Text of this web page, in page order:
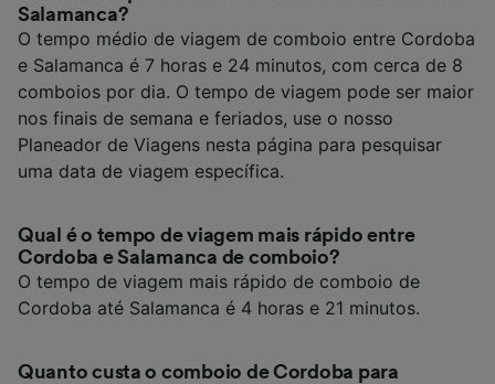
Salamanca?
O tempo médio de viagem de comboio entre Cordoba
e Salamanca é 7 horas e 24 minutos, com cerca de 8
comboios por dia. O tempo de viagem pode ser maior
nos finais de semana e feriados, use o nosso
Planeador de Viagens nesta página para pesquisar
uma data de viagem específica.
Qual é o tempo de viagem mais rápido entre
Cordoba e Salamanca de comboio?
O tempo de viagem mais rápido de comboio de
Cordoba até Salamanca é 4 horas e 21 minutos.
Quanto custa o comboio de Cordoba para